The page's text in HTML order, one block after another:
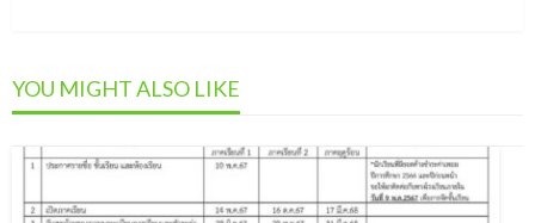
YOU MIGHT ALSO LIKE